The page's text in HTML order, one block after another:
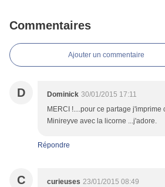
Commentaires
Ajouter un commentaire
D Dominick 30/01/2015 17:11
MERCI !....pour ce partage j'imprime
Minireyve avec la licorne ...j'adore.
Répondre
C curieuses 23/01/2015 08:49